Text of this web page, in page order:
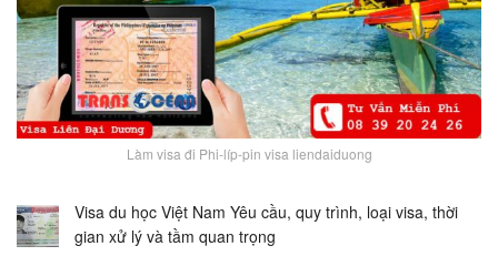
Làm visa đi Phi-líp-pin visa liendaiduong
Visa du học Việt Nam Yêu cầu, quy trình, loại visa, thời
gian xử lý và tầm quan trọng